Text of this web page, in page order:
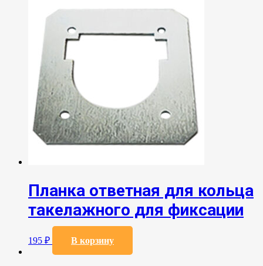
Планка ответная для кольца
такелажного для фиксации
195 ₽ В корзину